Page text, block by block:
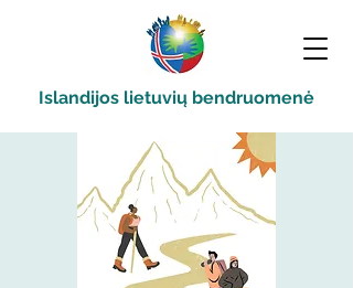
Islandijos lietuvių bendruomenė